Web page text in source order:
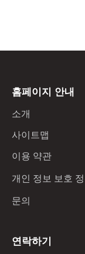
홈페이지 안내
소개
사이트맵
이용 약관
개인 정보 보호
문의
연락하기